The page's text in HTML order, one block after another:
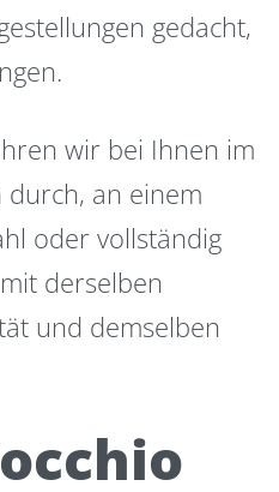
gedacht,
wir bei Ihnen im
durch, an einem
oder vollständig
derselben
und demselben